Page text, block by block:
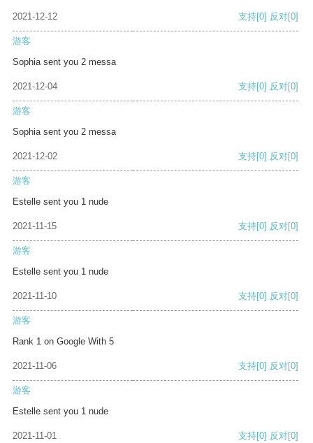
2021-12-12 支持[0] 反对[0]
游客
Sophia sent you 2 messa
2021-12-04 支持[0] 反对[0]
游客
Sophia sent you 2 messa
2021-12-02 支持[0] 反对[0]
游客
Estelle sent you 1 nude
2021-11-15 支持[0] 反对[0]
游客
Estelle sent you 1 nude
2021-11-10 支持[0] 反对[0]
游客
Rank 1 on Google With 5
2021-11-06 支持[0] 反对[0]
游客
Estelle sent you 1 nude
2021-11-01 支持[0] 反对[0]